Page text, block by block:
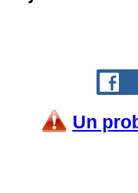
Un